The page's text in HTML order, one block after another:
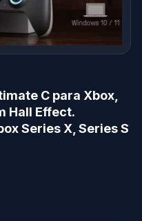
C para Xbox,
Hall Effect.
Series X, Series S